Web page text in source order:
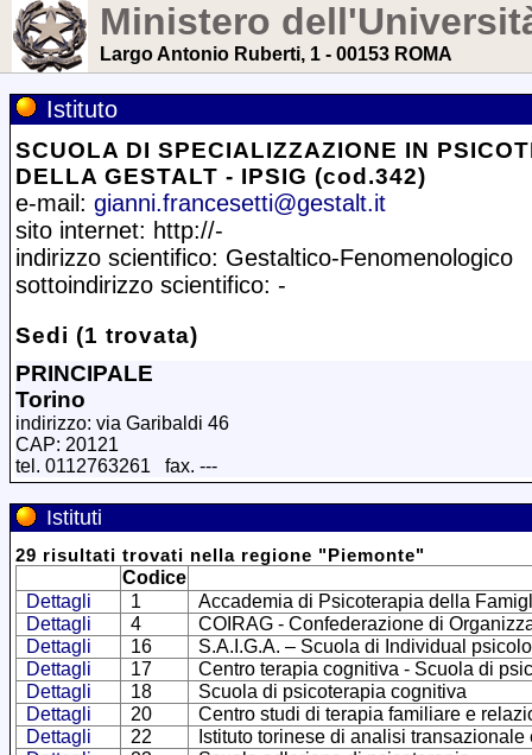
Ministero
Largo Antonio Ruberti, 1 - 00153 ROMA
Istituto
SCUOLA DI SPECIALIZZAZIONE IN
DELLA GESTALT - IPSIG (cod.342)
e-mail: gianni.francesetti@gestalt.it
sito internet: http://-
indirizzo scientifico: Gestaltico-Fenomenologico
sottoindirizzo scientifico: -
Sedi (1 trovata)
PRINCIPALE
Torino
indirizzo: via Garibaldi 46
CAP: 20121
tel. 0112763261 fax. ---
Istituti
29 risultati trovati nella regione "Piemonte"
Codice
Dettagli
1
Accademia di Psicoterapia della
Dettagli
4
COIRAG - Confederazione di
Dettagli
16
S.A.I.G.A. – Scuola di Individual
Dettagli
17
Centro terapia cognitiva - Scuola di
Dettagli
18
Scuola di psicoterapia cognitiva
Dettagli
20
Centro studi di terapia familiare e
Dettagli
22
Istituto torinese di analisi transazionale